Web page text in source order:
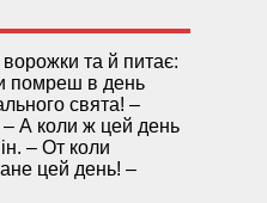
та й питає:
помреш в день
свята! –
– А коли ж цей день
– От коли
цей день! –